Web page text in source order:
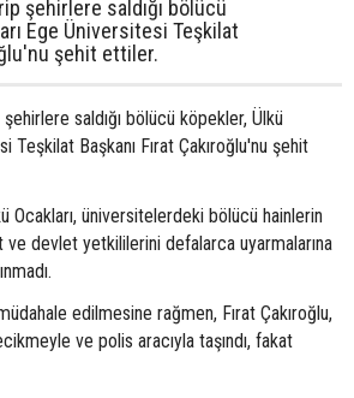
şehirlere saldığı bölücü
Ege Üniversitesi Teşkilat
şehit ettiler.
saldığı bölücü köpekler, Ülkü
Teşkilat Başkanı Fırat Çakıroğlu'nu şehit
Ocakları, üniversitelerdeki bölücü hainlerin
ve devlet yetkililerini defalarca uyarmalarına
edilmesine rağmen, Fırat Çakıroğlu,
ve polis aracıyla taşındı, fakat